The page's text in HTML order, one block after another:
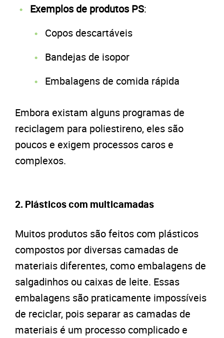
Exemplos de produtos PS:
Copos descartáveis
Bandejas de isopor
Embalagens de comida rápida
Embora existam alguns programas de
reciclagem para poliestireno, eles são
poucos e exigem processos caros e
complexos.
2. Plásticos com multicamadas
Muitos produtos são feitos com plásticos
compostos por diversas camadas de
materiais diferentes, como embalagens de
salgadinhos ou caixas de leite. Essas
embalagens são praticamente impossíveis
de reciclar, pois separar as camadas de
materiais é um processo complicado e